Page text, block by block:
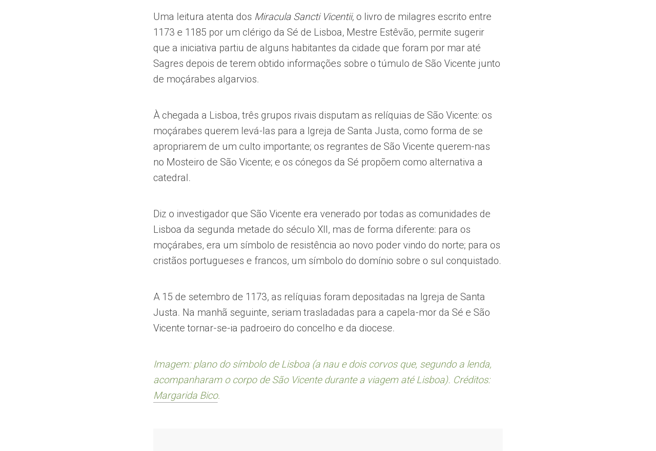
Uma leitura atenta dos Miracula Sancti Vicentii, o livro de milagres escrito entre
1173 e 1185 por um clérigo da Sé de Lisboa, Mestre Estêvão, permite sugerir
que a iniciativa partiu de alguns habitantes da cidade que foram por mar até
Sagres depois de terem obtido informações sobre o túmulo de São Vicente junto
de moçárabes algarvios.
À chegada a Lisboa, três grupos rivais disputam as relíquias de São Vicente: os
moçárabes querem levá-las para a Igreja de Santa Justa, como forma de se
apropriarem de um culto importante; os regrantes de São Vicente querem-nas
no Mosteiro de São Vicente; e os cónegos da Sé propõem como alternativa a
catedral.
Diz o investigador que São Vicente era venerado por todas as comunidades de
Lisboa da segunda metade do século XII, mas de forma diferente: para os
moçárabes, era um símbolo de resistência ao novo poder vindo do norte; para os
cristãos portugueses e francos, um símbolo do domínio sobre o sul conquistado.
A 15 de setembro de 1173, as relíquias foram depositadas na Igreja de Santa
Justa. Na manhã seguinte, seriam trasladadas para a capela-mor da Sé e São
Vicente tornar-se-ia padroeiro do concelho e da diocese.
Imagem: plano do símbolo de Lisboa (a nau e dois corvos que, segundo a lenda,
acompanharam o corpo de São Vicente durante a viagem até Lisboa). Créditos:
Margarida Bico.